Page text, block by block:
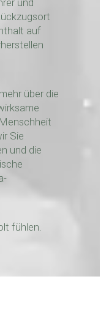
und
auf
über die
Sie
und die
fühlen.